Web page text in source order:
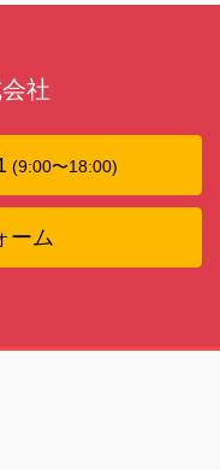
社
(9:00〜18:00)
ーム